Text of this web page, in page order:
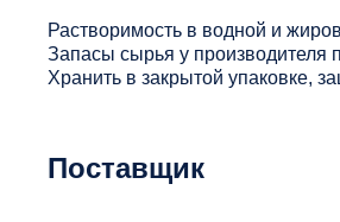
Растворимость в водной и
Запасы сырья у производителя
Хранить в закрытой упаковке,
Поставщик